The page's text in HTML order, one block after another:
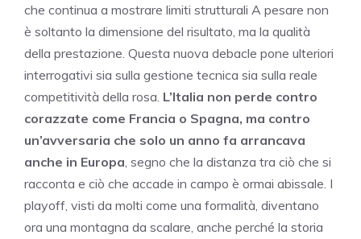
che continua a mostrare limiti strutturali A pesare non
è soltanto la dimensione del risultato, ma la qualità
della prestazione. Questa nuova debacle pone ulteriori
interrogativi sia sulla gestione tecnica sia sulla reale
competitività della rosa. L’Italia non perde contro
corazzate come Francia o Spagna, ma contro
un’avversaria che solo un anno fa arrancava
anche in Europa , segno che la distanza tra ciò che si
racconta e ciò che accade in campo è ormai abissale. I
playoff, visti da molti come una formalità, diventano
ora una montagna da scalare, anche perché la storia